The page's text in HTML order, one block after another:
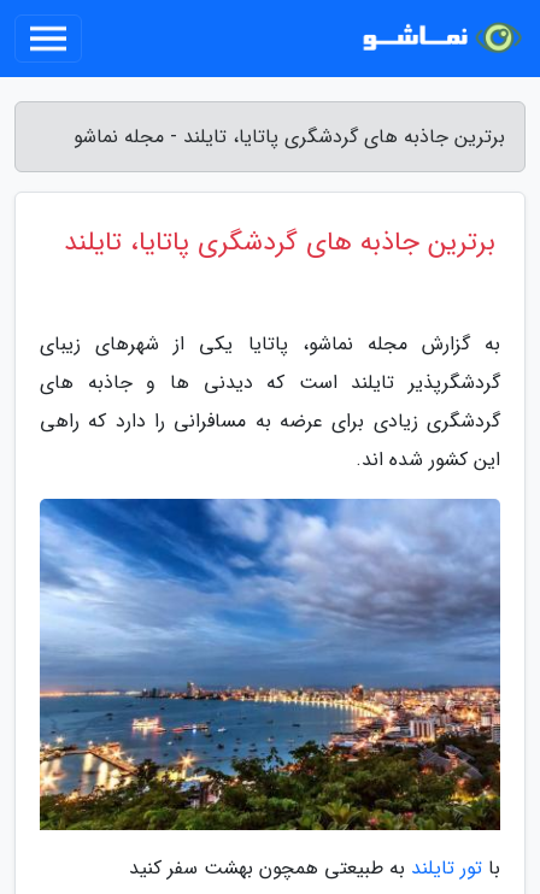
برترین جاذبه های گردشگری پاتایا، تایلند - مجله نماشو
برترین جاذبه های گردشگری پاتایا، تایلند
به گزارش مجله نماشو، پاتایا یکی از شهرهای زیبای
گردشگرپذیر تایلند است که دیدنی ها و جاذبه های
گردشگری زیادی برای عرضه به مسافرانی را دارد که راهی
این کشور شده اند.
با تور تایلند به طبیعتی همچون بهشت سفر کنید